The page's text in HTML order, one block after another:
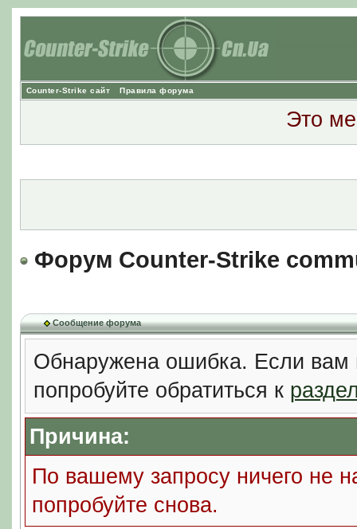
Counter-Strike сайт Правила форума
Это
Форум Counter-Strike
Сообщение форума
Обнаружена ошибка. Если вам
попробуйте обратиться к
Причина:
По вашему запросу ничего не
попробуйте снова.